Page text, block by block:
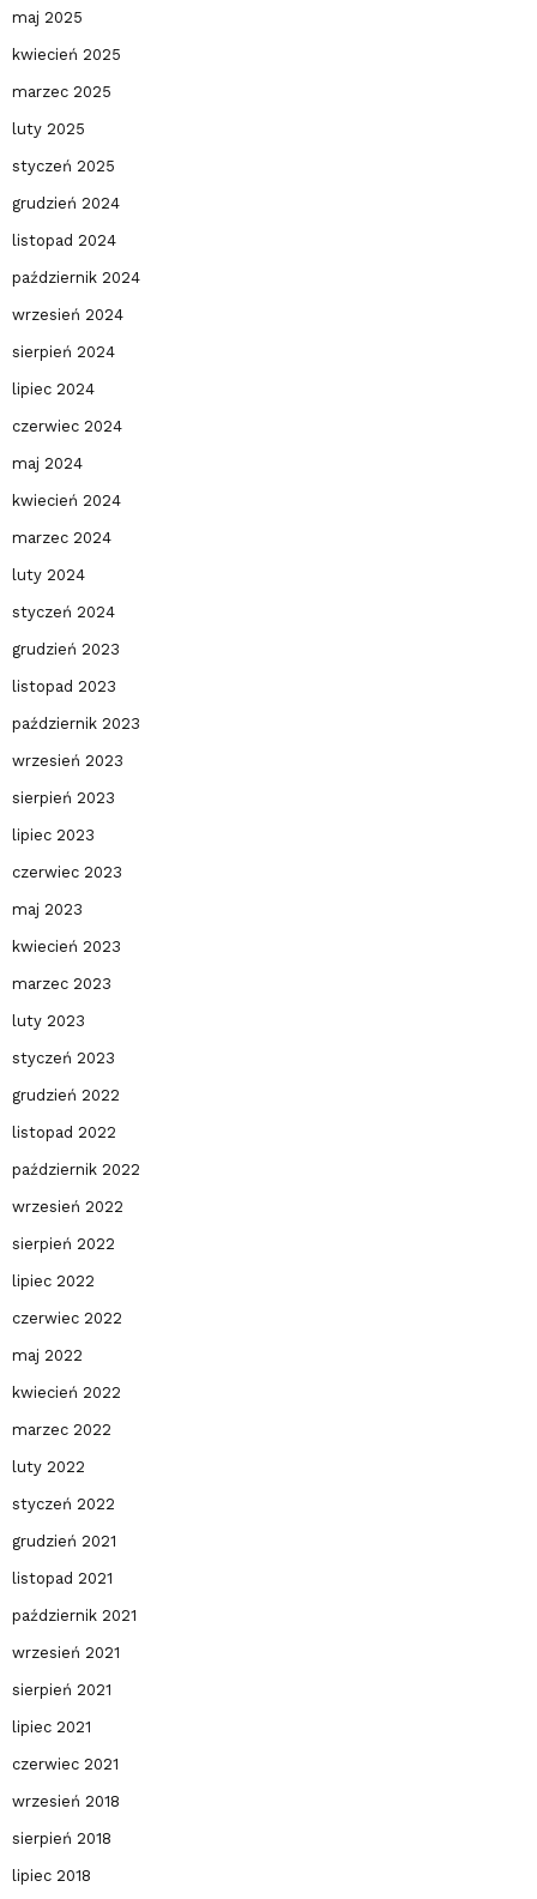
maj 2025
kwiecień 2025
marzec 2025
luty 2025
styczeń 2025
grudzień 2024
listopad 2024
październik 2024
wrzesień 2024
sierpień 2024
lipiec 2024
czerwiec 2024
maj 2024
kwiecień 2024
marzec 2024
luty 2024
styczeń 2024
grudzień 2023
listopad 2023
październik 2023
wrzesień 2023
sierpień 2023
lipiec 2023
czerwiec 2023
maj 2023
kwiecień 2023
marzec 2023
luty 2023
styczeń 2023
grudzień 2022
listopad 2022
październik 2022
wrzesień 2022
sierpień 2022
lipiec 2022
czerwiec 2022
maj 2022
kwiecień 2022
marzec 2022
luty 2022
styczeń 2022
grudzień 2021
listopad 2021
październik 2021
wrzesień 2021
sierpień 2021
lipiec 2021
czerwiec 2021
wrzesień 2018
sierpień 2018
lipiec 2018